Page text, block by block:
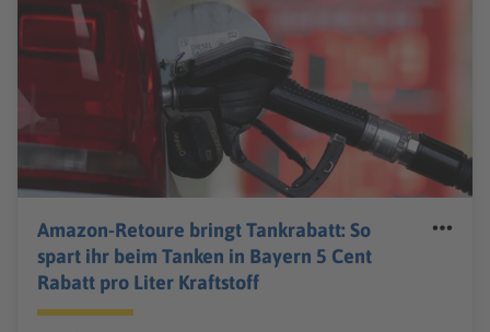
Amazon-Retoure bringt Tankrabatt: So
spart ihr beim Tanken in Bayern 5 Cent
Rabatt pro Liter Kraftstoff